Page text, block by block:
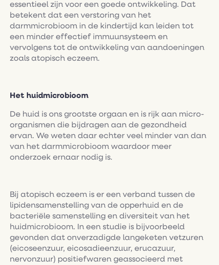
essentieel zijn voor een goede ontwikkeling. Dat
betekent dat een verstoring van het
darmmicrobioom in de kindertijd kan leiden tot
een minder effectief immuunsysteem en
vervolgens tot de ontwikkeling van aandoeningen
zoals atopisch eczeem.
Het huidmicrobioom
De huid is ons grootste orgaan en is rijk aan micro-
organismen die bijdragen aan de gezondheid
ervan. We weten daar echter veel minder van dan
van het darmmicrobioom waardoor meer
onderzoek ernaar nodig is.
Bij atopisch eczeem is er een verband tussen de
lipidensamenstelling van de opperhuid en de
bacteriële samenstelling en diversiteit van het
huidmicrobioom. In een studie is bijvoorbeeld
gevonden dat onverzadigde langeketen vetzuren
(eicoseenzuur, eicosadieenzuur, erucazuur,
nervonzuur) positiefwaren geassocieerd met